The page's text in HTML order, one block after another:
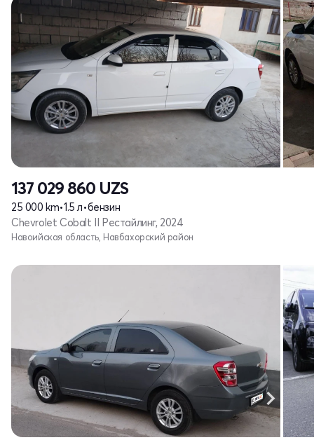
137 029 860 UZS
25 000 km•1.5 л•бензин
Chevrolet Cobalt II Рестайлинг, 2024
Навоийская область, Навбахорский район